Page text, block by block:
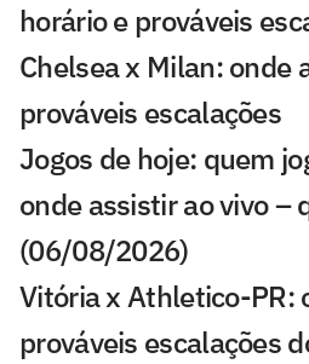
horário e prováveis
Chelsea x Milan: onde
prováveis escalações
Jogos de hoje: quem
onde assistir ao vivo –
(06/08/2026)
Vitória x Athletico-PR:
prováveis escalações